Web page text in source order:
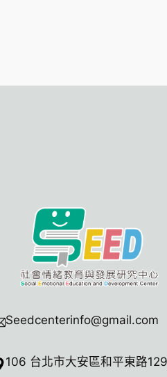
Seedcenterinfo@gmail.com
106 台北市大安區和平東路